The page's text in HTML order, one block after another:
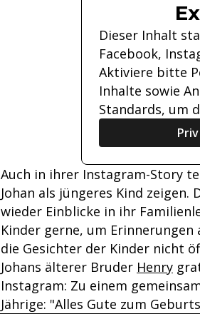
Dieser Inhalt
Facebook,
Aktiviere bitte
Inhalte sowie
Standards, um
Auch in ihrer Instagram-Story
Johan als jüngeres Kind
wieder Einblicke in ihr
Kinder gerne, um Erinnerungen
die Gesichter der Kinder nicht
Johans älterer Bruder Henry
Instagram: Zu einem
Jährige: "Alles Gute zum